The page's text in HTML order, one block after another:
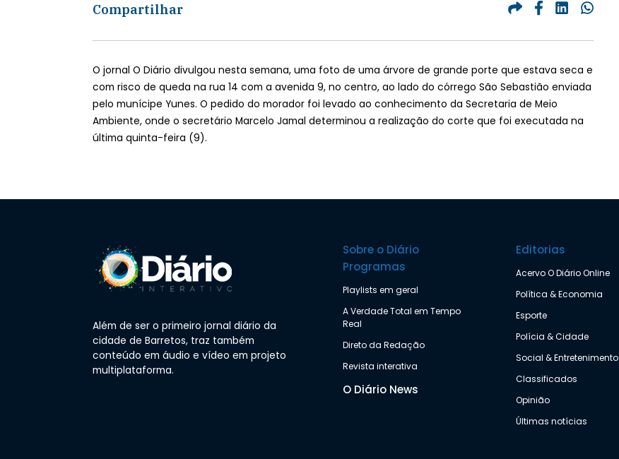
Compartilhar
O jornal O Diário divulgou nesta semana, uma foto de uma árvore de grande porte que estava seca e
com risco de queda na rua 14 com a avenida 9, no centro, ao lado do córrego São Sebastião enviada
pelo munícipe Yunes. O pedido do morador foi levado ao conhecimento da Secretaria de Meio
Ambiente, onde o secretário Marcelo Jamal determinou a realização do corte que foi executada na
última quinta-feira (9).
Além de ser o primeiro jornal diário da
cidade de Barretos, traz também
conteúdo em áudio e vídeo em projeto
multiplataforma.
Sobre o Diário
Programas
Playlists em geral
A Verdade Total em Tempo
Real
Direto da Redação
Revista interativa
O Diário News
Editorias
Acervo O Diário Online
Política & Economia
Esporte
Polícia & Cidade
Social & Entretenimento
Classificados
Opinião
Últimas notícias